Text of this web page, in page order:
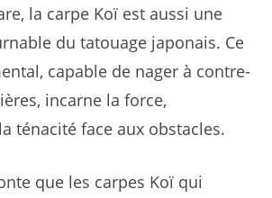
la carpe Koï est aussi une
du tatouage japonais. Ce
capable de nager à contre-
incarne la force,
ténacité face aux obstacles.
que les carpes Koï qui